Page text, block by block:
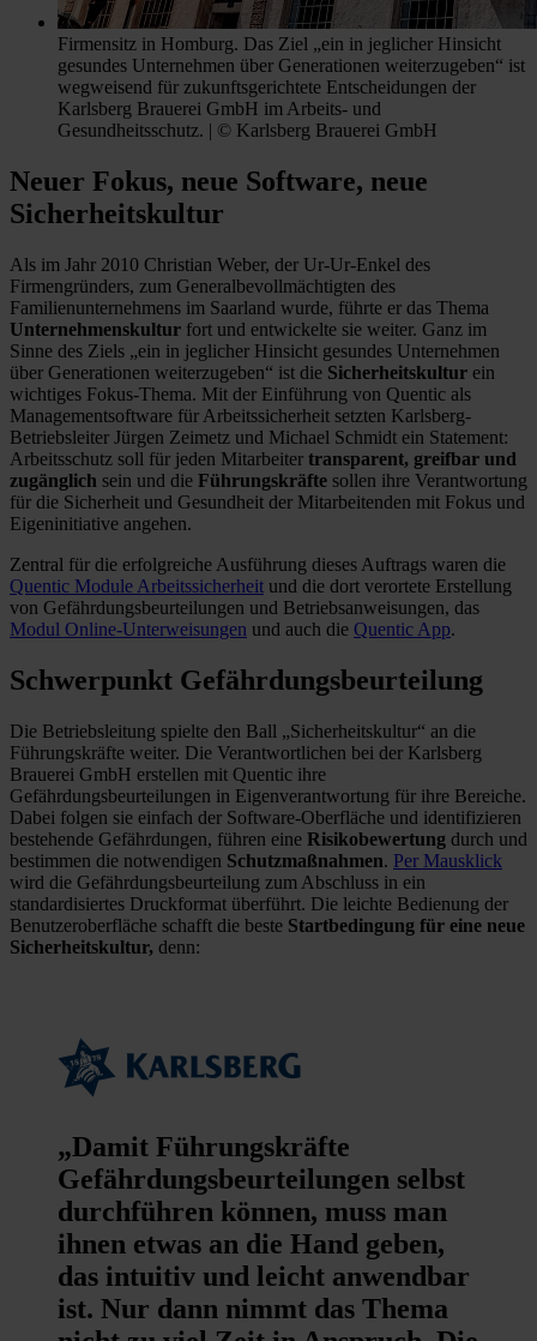
Firmensitz in Homburg. Das Ziel „ein in jeglicher Hinsicht
gesundes Unternehmen über Generationen weiterzugeben“ ist
wegweisend für zukunftsgerichtete Entscheidungen der
Karlsberg Brauerei GmbH im Arbeits- und
Gesundheitsschutz. | © Karlsberg Brauerei GmbH
Neuer Fokus, neue Software, neue
Sicherheitskultur
Als im Jahr 2010 Christian Weber, der Ur-Ur-Enkel des
Firmengründers, zum Generalbevollmächtigten des
Familienunternehmens im Saarland wurde, führte er das Thema
Unternehmenskultur fort und entwickelte sie weiter. Ganz im
Sinne des Ziels „ein in jeglicher Hinsicht gesundes Unternehmen
über Generationen weiterzugeben“ ist die Sicherheitskultur ein
wichtiges Fokus-Thema. Mit der Einführung von Quentic als
Managementsoftware für Arbeitssicherheit setzten Karlsberg-
Betriebsleiter Jürgen Zeimetz und Michael Schmidt ein Statement:
Arbeitsschutz soll für jeden Mitarbeiter transparent, greifbar und
zugänglich sein und die Führungskräfte sollen ihre Verantwortung
für die Sicherheit und Gesundheit der Mitarbeitenden mit Fokus und
Eigeninitiative angehen.
Zentral für die erfolgreiche Ausführung dieses Auftrags waren die
Quentic Module Arbeitssicherheit und die dort verortete Erstellung
von Gefährdungsbeurteilungen und Betriebsanweisungen, das
Modul Online-Unterweisungen und auch die Quentic App.
Schwerpunkt Gefährdungsbeurteilung
Die Betriebsleitung spielte den Ball „Sicherheitskultur“ an die
Führungskräfte weiter. Die Verantwortlichen bei der Karlsberg
Brauerei GmbH erstellen mit Quentic ihre
Gefährdungsbeurteilungen in Eigenverantwortung für ihre Bereiche.
Dabei folgen sie einfach der Software-Oberfläche und identifizieren
bestehende Gefährdungen, führen eine Risikobewertung durch und
bestimmen die notwendigen Schutzmaßnahmen. Per Mausklick
wird die Gefährdungsbeurteilung zum Abschluss in ein
standardisiertes Druckformat überführt. Die leichte Bedienung der
Benutzeroberfläche schafft die beste Startbedingung für eine neue
Sicherheitskultur, denn:
„Damit Führungskräfte
Gefährdungsbeurteilungen selbst
durchführen können, muss man
ihnen etwas an die Hand geben,
das intuitiv und leicht anwendbar
ist. Nur dann nimmt das Thema